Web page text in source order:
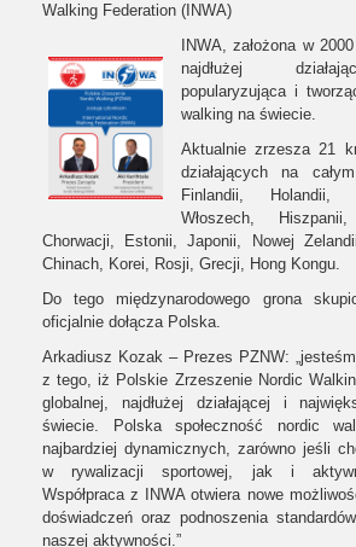
Walking Federation (INWA)
INWA, założona w
najdłużej
popularyzująca i
walking na świecie.
Aktualnie zrzesza 21
działających na
Finlandii, Holandii,
Włoszech,
Chorwacji, Estonii, Japonii, Nowej
Chinach, Korei, Rosji, Grecji, Hong Kongu.
Do tego międzynarodowego grona
oficjalnie dołącza Polska.
Arkadiusz Kozak – Prezes PZNW:
z tego, iż Polskie Zrzeszenie Nordic
globalnej, najdłużej działającej i
świecie. Polska społeczność nordic
najbardziej dynamicznych, zarówno jeśli
w rywalizacji sportowej, jak i
Współpraca z INWA otwiera nowe
doświadczeń oraz podnoszenia
naszej aktywności.”